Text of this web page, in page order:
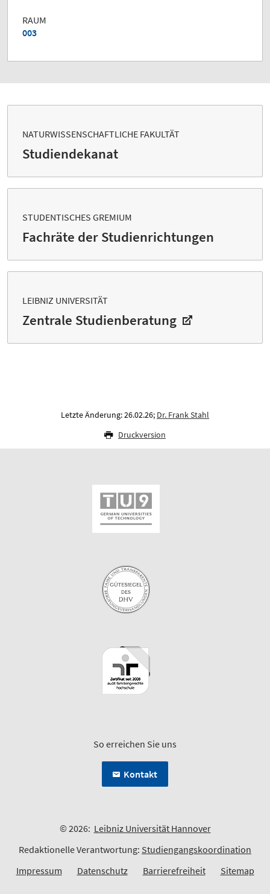
RAUM
003
NATURWISSENSCHAFTLICHE FAKULTÄT
Studiendekanat
STUDENTISCHES GREMIUM
Fachräte der Studienrichtungen
LEIBNIZ UNIVERSITÄT
Zentrale Studienberatung
Letzte Änderung: 26.02.26; Dr. Frank Stahl
Druckversion
So erreichen Sie uns
Kontakt
© 2026: Leibniz Universität Hannover
Redaktionelle Verantwortung: Studiengangskoordination
Impressum
Datenschutz Barrierefreiheit Sitemap